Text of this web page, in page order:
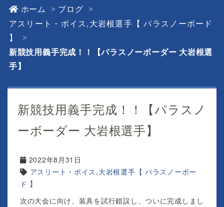
ホーム
ブログ
アスリート・ボイス,大岩根選手【 パラスノーボード
】
新競技用義手完成！！【パラスノーボーダー 大岩根選
手】
新競技用義手完成！！【パラスノ
ーボーダー 大岩根選手】
2022年8月31日
アスリート・ボイス ,大岩根選手【 パラスノーボー
ド 】
次の大会に向け、装具を試行錯誤し、ついに完成しまし